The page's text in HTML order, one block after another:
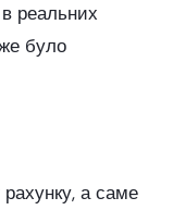
реальних
було
а саме